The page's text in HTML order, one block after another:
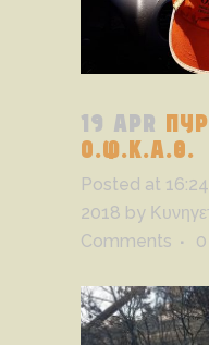
19 APR
Ο.Φ.Κ.Α.Θ.
Posted at
2018 by
Comments
0